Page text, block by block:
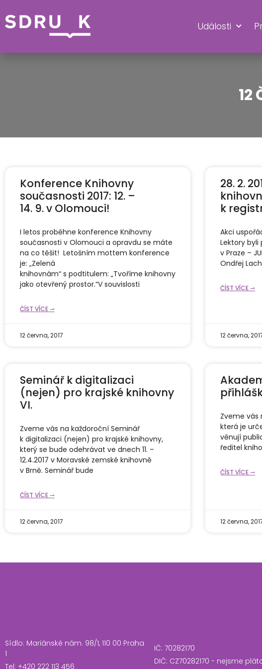
Události
12
Konference Knihovny
současnosti 2017: 12. –
14. 9. v Olomouci!
I letos proběhne konference Knihovny
současnosti v Olomouci a opravdu se máte
na co těšit! Letošním mottem konference
je: „Zelená
knihovnám“ s podtitulem: „Tvoříme knihovny
jako otevřený prostor.“V souvislosti
ČÍST VÍCE ⇀
12 června, 2017
28. 2.
k
Akci
Lektory byli
v Praze –
Ondřej
ČÍST VÍCE ⇀
12 června,
Seminář k digitalizaci
(nejen) pro krajské knihovny
VI.
Zveme vás na každoroční Seminář
k digitalizaci (nejen) pro krajské knihovny,
který se bude odehrávat ve dnech 11. –
12.4.2017 v Moravské zemské knihovně
v Brně. Seminář bude
ČÍST VÍCE ⇀
12 června, 2017
Zveme vás
která je
věnují
ředitel
ČÍST VÍCE ⇀
12 června,
Sídlo: Mariánské nám. 98/1, 110 00 Praha
1
Tel: +420 222 113 456
IČ: 70282170
DIČ: CZ70282170 - nejsme